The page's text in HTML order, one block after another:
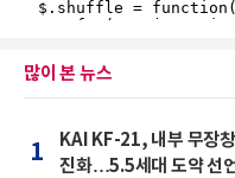
많이 본 뉴스
1
KAI KF-21, 내부 무장
진화…5.5세대 도약 선